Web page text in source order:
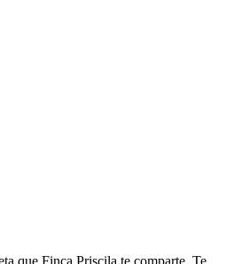
que Finca Priscila te comparte. Te